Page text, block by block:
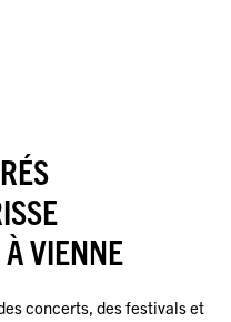
VIENNE
concerts, des festivals et